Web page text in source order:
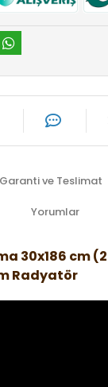
Garanti ve Teslimat
Yorumlar
30x186 cm
Radyatör